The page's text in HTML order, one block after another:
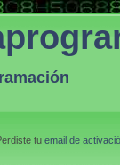
tu email de